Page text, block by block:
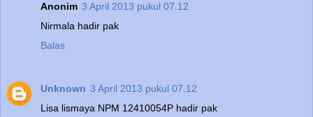
Anonim 3 April 2013 pukul 07.12
Nirmala hadir pak
Balas
Unknown 3 April 2013 pukul 07.12
Lisa lismaya NPM 12410054P hadir pak